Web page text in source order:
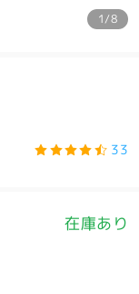
1/8
33
在庫あり